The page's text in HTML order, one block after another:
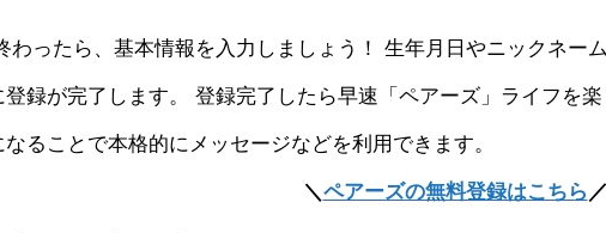
ったら、基本情報を入力しましょう！ 生年月日やニックネー
録が完了します。 登録完了したら早速「ペアーズ」ライフを楽
ることで本格的にメッセージなどを利用できます。
＼ペアーズの無料登録はこちら ／